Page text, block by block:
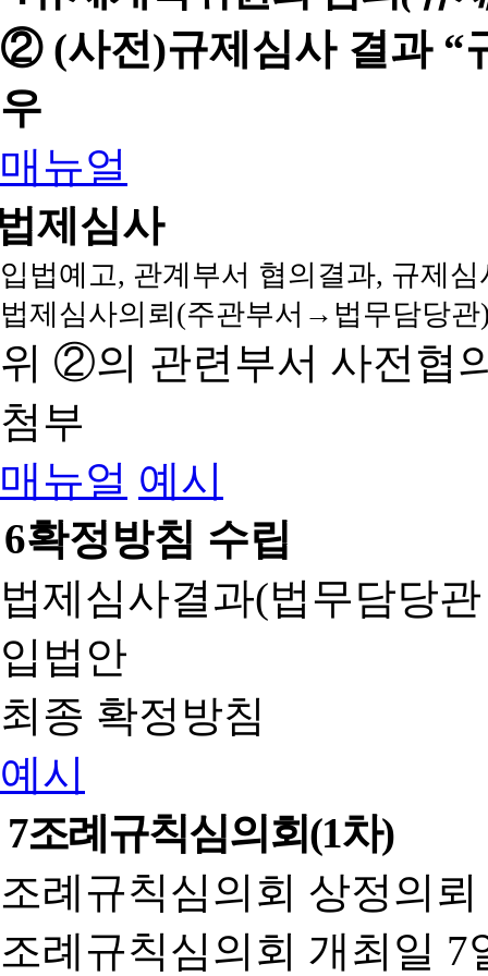
② (사전)규제심사 결과 “
우
매뉴얼
제심사
입법예고, 관계부서 협의결과, 규제
법제심사의뢰(주관부서→법무담당
위 ②의 관련부서 사전협
첨부
매뉴얼 예시
6확정방침 수립
법제심사결과(법무담당
입법안
최종 확정방침
예시
7조례규칙심의회(1차)
조례규칙심의회 상정의
조례규칙심의회 개최일 7